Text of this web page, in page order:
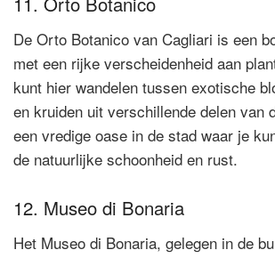
De Orto Botanico van Cagliari is een
met een rijke verscheidenheid aan
kunt hier wandelen tussen exotische
en kruiden uit verschillende delen van
een vredige oase in de stad waar je
de natuurlijke schoonheid en rust.
12. Museo di Bonaria
Het Museo di Bonaria, gelegen in de